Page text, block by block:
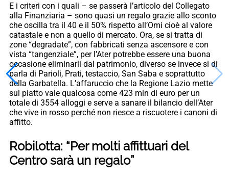
E i criteri con i quali – se passerà l’articolo del Collegato
alla Finanziaria – sono quasi un regalo grazie allo sconto
che oscilla tra il 40 e il 50% rispetto all’Omi cioè al valore
catastale e non a quello di mercato. Ora, se si tratta di
zone “degradate”, con fabbricati senza ascensore e con
vista “tangenziale”, per l’Ater potrebbe essere una buona
occasione eliminarli dal patrimonio, diverso se invece si di
parla di Parioli, Prati, testaccio, San Saba e soprattutto
della Garbatella. L’affaruccio che la Regione Lazio mette
sul piatto vale qualcosa come 423 mln di euro per un
totale di 3554 alloggi e serve a sanare il bilancio dell’Ater
che vive in rosso perché non riesce a riscuotere i canoni di
affitto.
Robilotta: “Per molti affittuari del
Centro sarà un regalo”